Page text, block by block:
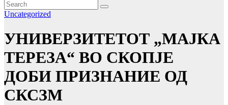
Uncategorized
УНИВЕРЗИТЕТОТ „МАЈКА
ТЕРЕЗА“ ВО СКОПЈЕ
ДОБИ ПРИЗНАНИЕ ОД
СКСЗМ